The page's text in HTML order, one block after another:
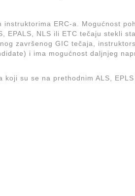
ERC-a. Mogućnost
EPALS, NLS ili ETC tečaju stekli
završenog GIC tečaja,
i ima mogućnost daljnjeg
su se na prethodnim ALS,